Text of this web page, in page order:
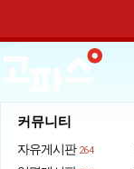
커뮤니티
자유게시판 264